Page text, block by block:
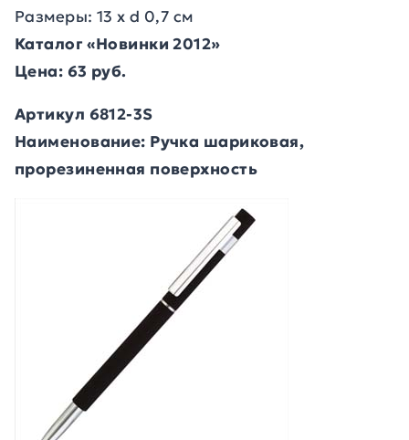
Размеры: 13 х d 0,7 см
Каталог «Новинки 2012»
Цена: 63 руб.
Артикул 6812-3S
Наименование: Ручка шариковая,
прорезиненная поверхность